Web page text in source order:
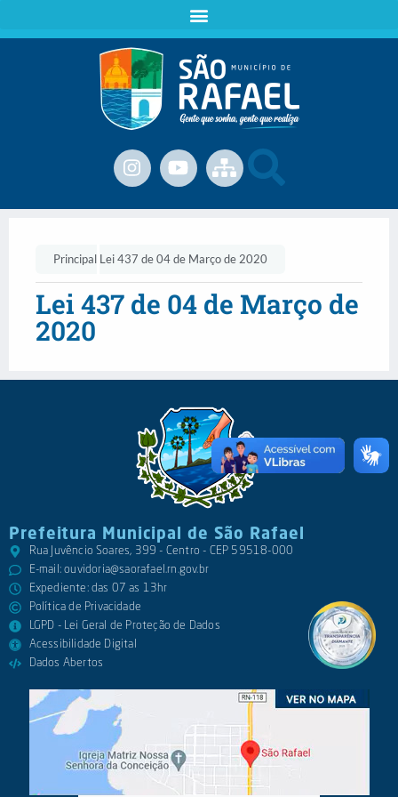
Principal Lei 437 de 04 de Março de 2020
Lei 437 de 04 de Março de
2020
Prefeitura Municipal de São Rafael
Rua Juvêncio Soares, 399 - Centro - CEP 59518-000
E-mail:ouvidoria@saorafael.rn.gov.br
Expediente: das 07 as 13hr
Política de Privacidade
LGPD - Lei Geral de Proteção de Dados
Acessibilidade Digital
Dados Abertos